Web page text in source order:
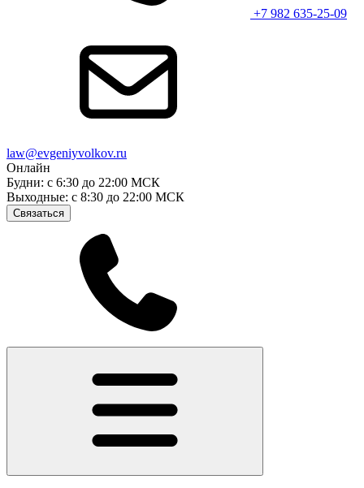
+7 982 635-25-09
law@evgeniyvolkov.ru
Онлайн
Будни: с 6:30 до 22:00 МСК
Выходные: с 8:30 до 22:00 МСК
Связаться